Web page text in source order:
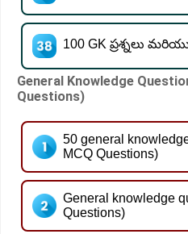
100 GK ప్రశ్నలు
General Knowledge
Questions)
50 general
MCQ Questions)
General knowledge
Questions)